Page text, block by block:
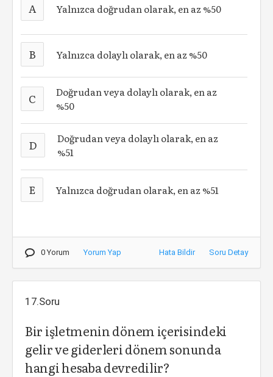
A Yalnızca doğrudan olarak, en az %50
B Yalnızca dolaylı olarak, en az %50
C
Doğrudan veya dolaylı olarak, en az
%50
D
Doğrudan veya dolaylı olarak, en az
%51
E Yalnızca doğrudan olarak, en az %51
0 Yorum Yorum Yap Hata Bildir Soru Detay
17.Soru
Bir işletmenin dönem içerisindeki
gelir ve giderleri dönem sonunda
hangi hesaba devredilir?